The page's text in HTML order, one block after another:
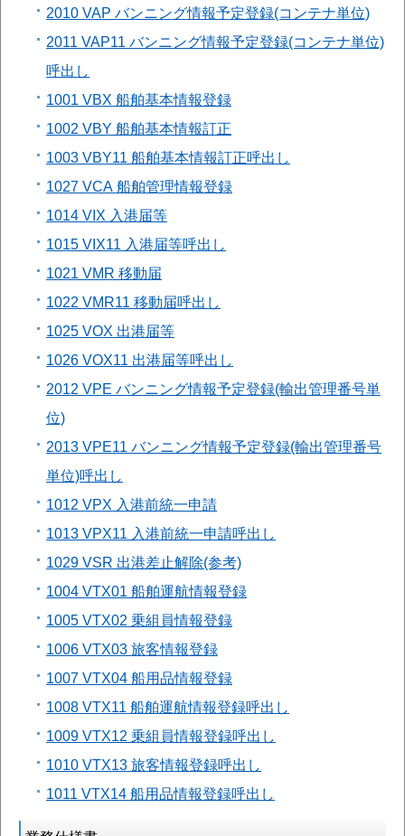
2010 VAP バンニング情報予定登録(コンテナ単位)
2011 VAP11 バンニング情報予定登録(コンテナ単位)
呼出し
1001 VBX 船舶基本情報登録
1002 VBY 船舶基本情報訂正
1003 VBY11 船舶基本情報訂正呼出し
1027 VCA 船舶管理情報登録
1014 VIX 入港届等
1015 VIX11 入港届等呼出し
1021 VMR 移動届
1022 VMR11 移動届呼出し
1025 VOX 出港届等
1026 VOX11 出港届等呼出し
2012 VPE バンニング情報予定登録(輸出管理番号単
位)
2013 VPE11 バンニング情報予定登録(輸出管理番号
単位)呼出し
1012 VPX 入港前統一申請
1013 VPX11 入港前統一申請呼出し
1029 VSR 出港差止解除(参考)
1004 VTX01 船舶運航情報登録
1005 VTX02 乗組員情報登録
1006 VTX03 旅客情報登録
1007 VTX04 船用品情報登録
1008 VTX11 船舶運航情報登録呼出し
1009 VTX12 乗組員情報登録呼出し
1010 VTX13 旅客情報登録呼出し
1011 VTX14 船用品情報登録呼出し